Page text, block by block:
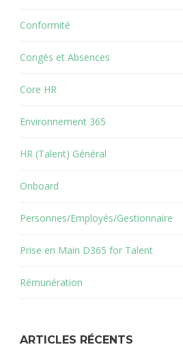
Conformité
Congés et Absences
Core HR
Environnement 365
HR (Talent) Général
Onboard
Personnes/Employés/Gestionnaire
Prise en Main D365 for Talent
Rémunération
ARTICLES RÉCENTS